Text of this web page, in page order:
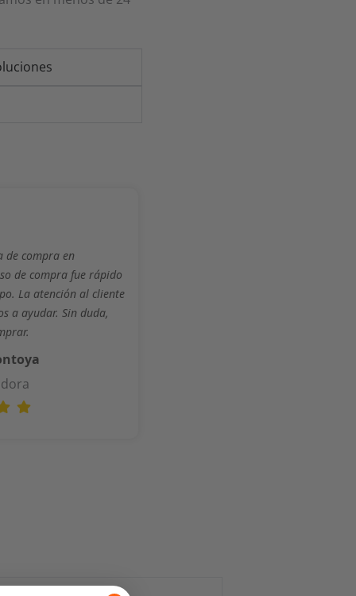
de compra en
de compra fue rápido
La atención al cliente
a ayudar. Sin duda,